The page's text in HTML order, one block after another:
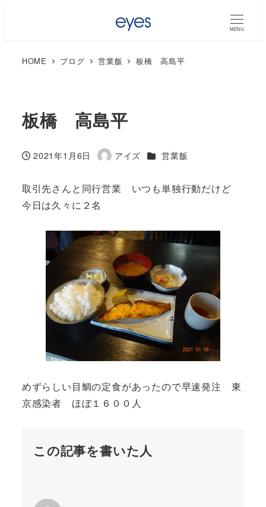
MENU
HOME ブログ 営業飯 板橋 高島平
板橋 高島平
投稿日
2021年1月6日
著
アイズ カテゴリー
営業飯
取引先さんと同行営業 いつも単独行動だけど
今日は久々に２名
めずらしい目鯛の定食があったので早速発注 東
京感染者 ほぼ１６００人
この記事を書いた人